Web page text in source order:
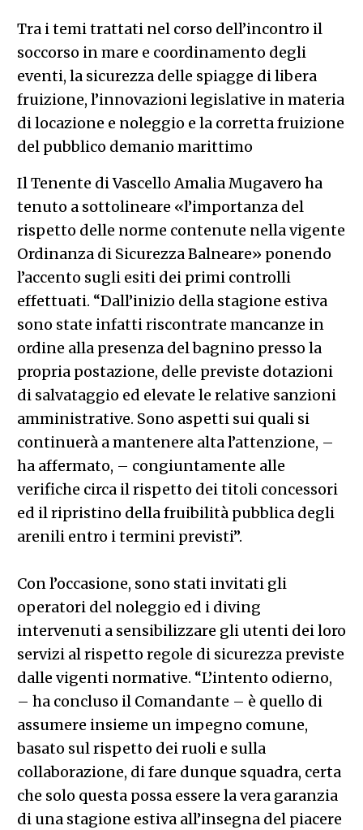
Tra i temi trattati nel corso dell’incontro il
soccorso in mare e coordinamento degli
eventi, la sicurezza delle spiagge di libera
fruizione, l’innovazioni legislative in materia
di locazione e noleggio e la corretta fruizione
del pubblico demanio marittimo
Il Tenente di Vascello Amalia Mugavero ha
tenuto a sottolineare «l’importanza del
rispetto delle norme contenute nella vigente
Ordinanza di Sicurezza Balneare» ponendo
l’accento sugli esiti dei primi controlli
effettuati. “Dall’inizio della stagione estiva
sono state infatti riscontrate mancanze in
ordine alla presenza del bagnino presso la
propria postazione, delle previste dotazioni
di salvataggio ed elevate le relative sanzioni
amministrative. Sono aspetti sui quali si
continuerà a mantenere alta l’attenzione, –
ha affermato, – congiuntamente alle
verifiche circa il rispetto dei titoli concessori
ed il ripristino della fruibilità pubblica degli
arenili entro i termini previsti”.
Con l’occasione, sono stati invitati gli
operatori del noleggio ed i diving
intervenuti a sensibilizzare gli utenti dei loro
servizi al rispetto regole di sicurezza previste
dalle vigenti normative. “L’intento odierno,
– ha concluso il Comandante – è quello di
assumere insieme un impegno comune,
basato sul rispetto dei ruoli e sulla
collaborazione, di fare dunque squadra, certa
che solo questa possa essere la vera garanzia
di una stagione estiva all’insegna del piacere